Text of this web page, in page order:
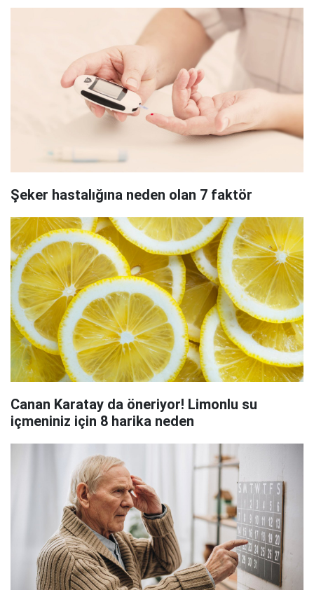
Şeker hastalığına neden olan 7 faktör
Canan Karatay da öneriyor! Limonlu su
içmeniniz için 8 harika neden